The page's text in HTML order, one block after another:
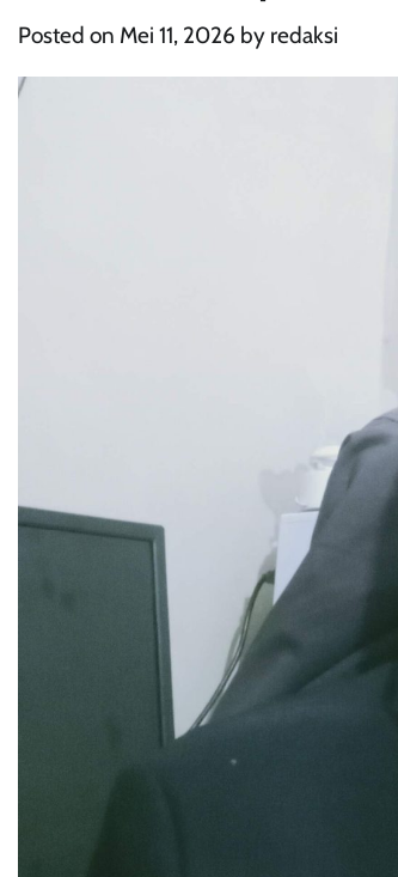
Posted on Mei 11, 2026 by redaksi